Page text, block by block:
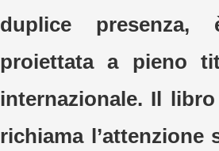
duplice
proiettata a pieno
internazionale. Il
richiama l’attenzione